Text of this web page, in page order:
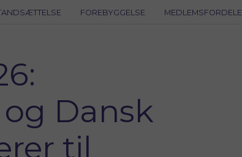
FOREBYGGELSE MEDLEMSFORDELE
Dansk
til